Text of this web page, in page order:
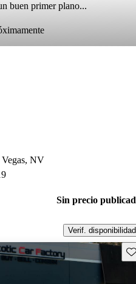
buen primer plano...
Vegas, NV
Sin precio
Verif. disponibilidad